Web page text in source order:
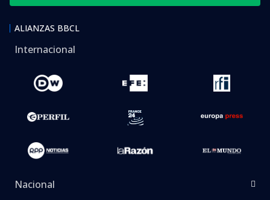
ALIANZAS BBCL
Internacional
Nacional